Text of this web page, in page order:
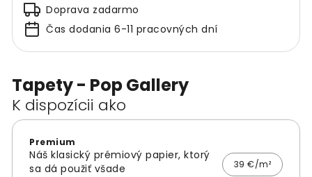
Tapety - Pop Gallery
K dispozícii ako
Premium
Náš klasický prémiový papier, ktorý
sa dá použiť všade
39 €/m²
Doprava zadarmo
Čas dodania 6-11 pracovných dní